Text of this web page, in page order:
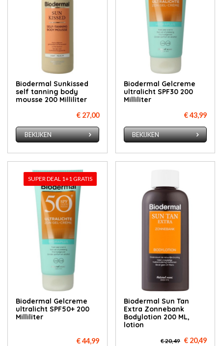
Biodermal Sunkissed
self tanning body
mousse 200 Milliliter
€ 27,00
BEKIJKEN
Biodermal Gelcreme
ultralicht SPF30 200
Milliliter
€ 43,99
BEKIJKEN
SUPER DEAL 1+1 GRATIS
Biodermal Gelcreme
ultralicht SPF50+ 200
Milliliter
€ 44,99
Biodermal Sun Tan
Extra Zonnebank
Bodylotion 200 ML,
lotion
€ 20,49 € 20,49